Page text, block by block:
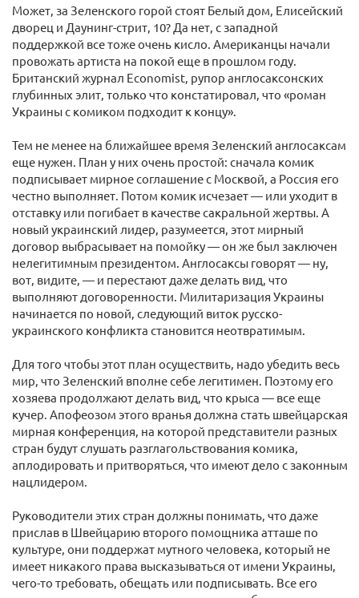
Может, за Зеленского горой стоят Белый дом, Елисейский
дворец и Даунинг-стрит, 10? Да нет, с западной
поддержкой все тоже очень кисло. Американцы начали
провожать артиста на покой еще в прошлом году.
Британский журнал Economist, рупор англосаксонских
глубинных элит, только что констатировал, что «роман
Украины с комиком подходит к концу».
Тем не менее на ближайшее время Зеленский англосаксам
еще нужен. План у них очень простой: сначала комик
подписывает мирное соглашение с Москвой, а Россия его
честно выполняет. Потом комик исчезает — или уходит в
отставку или погибает в качестве сакральной жертвы. А
новый украинский лидер, разумеется, этот мирный
договор выбрасывает на помойку — он же был заключен
нелегитимным президентом. Англосаксы говорят — ну,
вот, видите, — и перестают даже делать вид, что
выполняют договоренности. Милитаризация Украины
начинается по новой, следующий виток русско-
украинского конфликта становится неотвратимым.
Для того чтобы этот план осуществить, надо убедить весь
мир, что Зеленский вполне себе легитимен. Поэтому его
хозяева продолжают делать вид, что крыса — все еще
кучер. Апофеозом этого вранья должна стать швейцарская
мирная конференция, на которой представители разных
стран будут слушать разглагольствования комика,
аплодировать и притворяться, что имеют дело с законным
нацлидером.
Руководители этих стран должны понимать, что даже
прислав в Швейцарию второго помощника атташе по
культуре, они поддержат мутного человека, который не
имеет никакого права высказываться от имени Украины,
чего-то требовать, обещать или подписывать. Все его